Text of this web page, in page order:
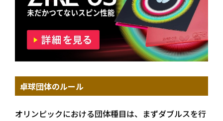
卓球団体のルール
オリンピックにおける団体種目は、まずダブルスを行